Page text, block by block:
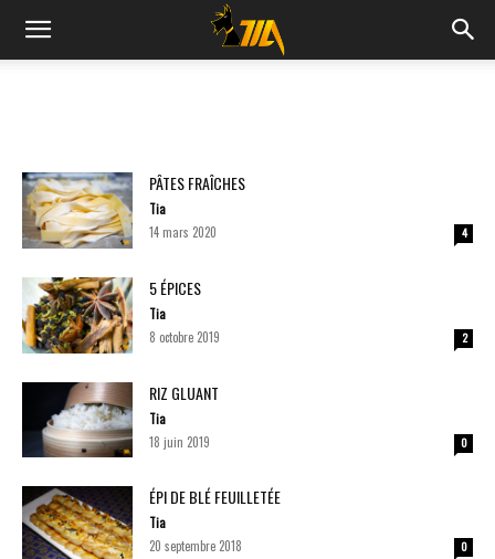
Cook
Magimix
PÂTES FRAÎCHES
Tia
14 mars 2020
4
5 ÉPICES
Tia
8 octobre 2019
2
RIZ GLUANT
Tia
18 juin 2019
0
ÉPI DE BLÉ FEUILLETÉE
Tia
20 septembre 2018
0